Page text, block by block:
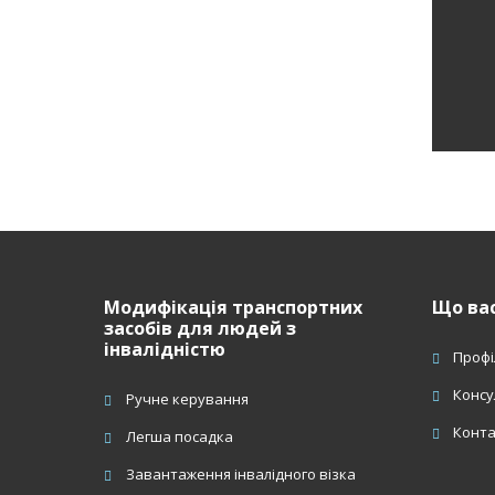
Модифікація транспортних
засобів для людей з
інвалідністю
Ручне керування
Легша посадка
Завантаження інвалідного візка
Що